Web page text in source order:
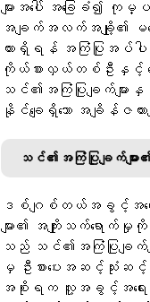
များအပေါ် အခြေခံ၍
အချက်အလက်အချို့၏ မသေချ
ထားရှိရန် အကြံပြုအ
ကိုယ်စားလှယ်တစ်ဦးနှင့်
သင်၏အကြံပြုချက်မ
နိုင်ချေရှိသော အချိန်ဇယ
သင်၏အကြံပြုချက်မျာ
ဒစ်ဂျစ်တယ်အခွင့်အရေး
များ၏ အကျိုးသက်ရေ
သည် သင်၏အကြံပြုချ
မှ ဦးစားပေးအဆင့်သုံး
အစိုးရက လူ့အခွင့်အရေးကို